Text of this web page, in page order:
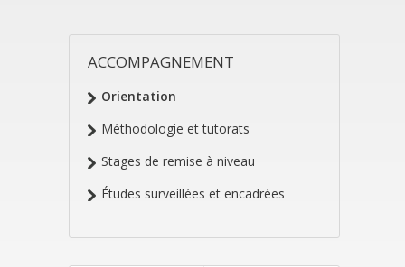
NAVIGATION
ACCOMPAGNEMENT
Orientation
Méthodologie et tutorats
Stages de remise à niveau
Études surveillées et encadrées